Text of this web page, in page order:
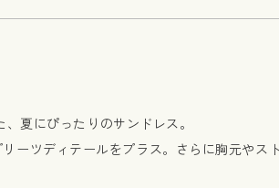
夏にぴったりのサンドレス。
ツディテールをプラス。さらに胸元やス